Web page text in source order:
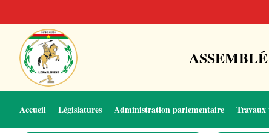
Accueil Législatures Administration parlementaire Travaux